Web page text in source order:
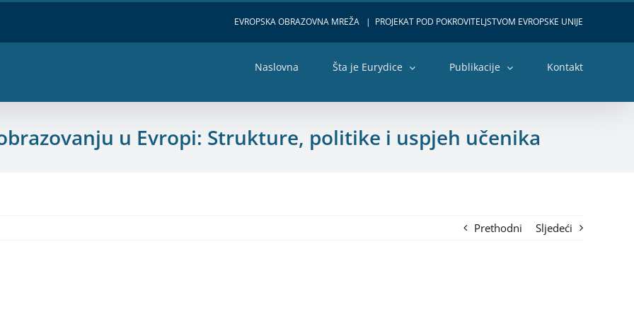
EVROPSKA OBRAZOVNA MREŽA | PROJEKAT POD POKROVITELJSTVOM EVROPSKE UNIJE
Naslovna Šta je Eurydice Publikacije Kontakt
u Evropi: Strukture, politike i uspjeh učenika
Prethodni Sljedeći